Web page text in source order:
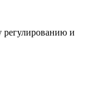
регулированию и